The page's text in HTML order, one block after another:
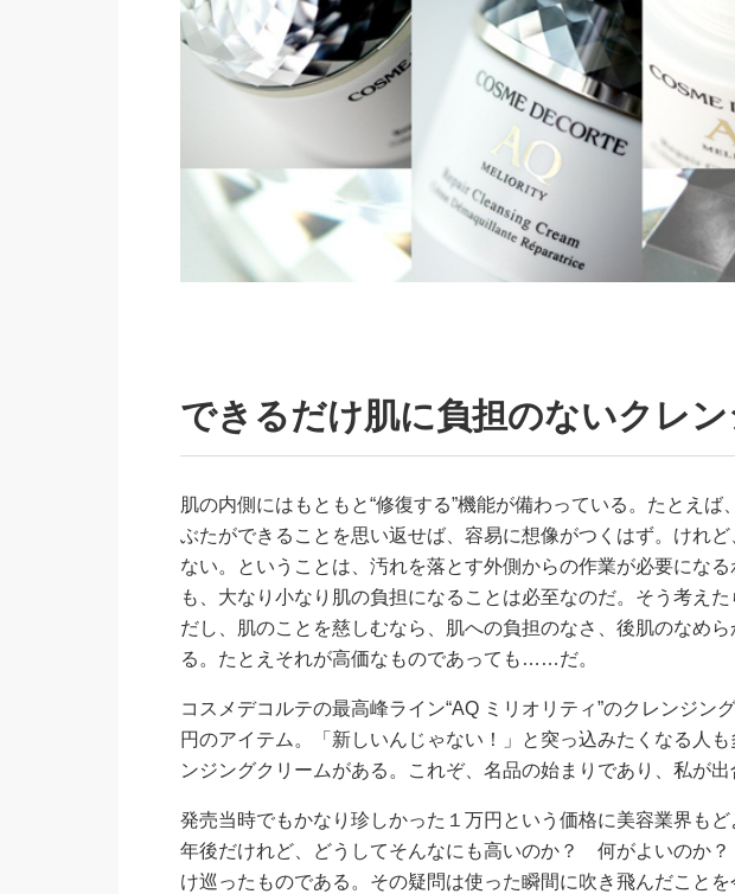
できるだけ肌に負担のないクレ
肌の内側にはもともと“修復する”機能が備わっている。たとえ
ぶたができることを思い返せば、容易に想像がつくはず。けれ
ない。ということは、汚れを落とす外側からの作業が必要にな
も、大なり小なり肌の負担になることは必至なのだ。そう考え
だし、肌のことを慈しむなら、肌への負担のなさ、後肌のなめ
る。たとえそれが高価なものであっても……だ。
コスメデコルテの最高峰ライン“AQ ミリオリティ”のクレンジン
円のアイテム。「新しいんじゃない！」と突っ込みたくなる人
ンジングクリームがある。これぞ、名品の始まりであり、私が
発売当時でもかなり珍しかった１万円という価格に美容業界も
年後だけれど、どうしてそんなにも高いのか？ 何がよいのか
け巡ったものである。その疑問は使った瞬間に吹き飛んだことを